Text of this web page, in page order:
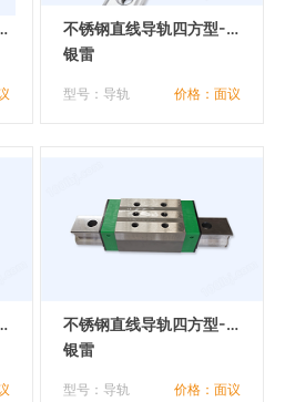
不锈钢直线导轨四方型-3
5ZL
银雷
型号：导轨 价格：面议
不锈钢直线导轨四方型-5
5ZL
银雷
型号：导轨 价格：面议